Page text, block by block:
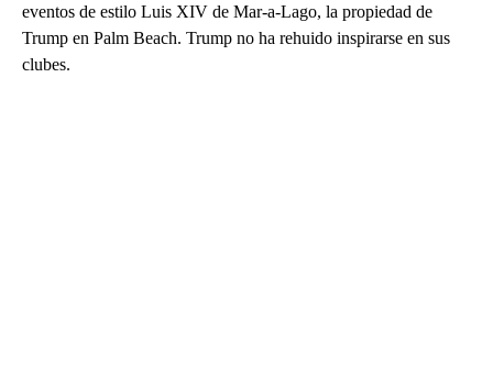
eventos de estilo Luis XIV de Mar-a-Lago, la propiedad de
Trump en Palm Beach. Trump no ha rehuido inspirarse en sus
clubes.